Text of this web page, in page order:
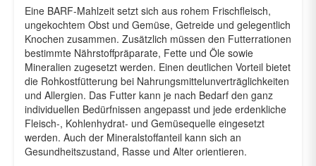
Eine BARF-Mahlzeit setzt sich aus rohem Frischfleisch,
ungekochtem Obst und Gemüse, Getreide und gelegentlich
Knochen zusammen. Zusätzlich müssen den Futterrationen
bestimmte Nährstoffpräparate, Fette und Öle sowie
Mineralien zugesetzt werden. Einen deutlichen Vorteil bietet
die Rohkostfütterung bei Nahrungsmittelunverträglichkeiten
und Allergien. Das Futter kann je nach Bedarf den ganz
individuellen Bedürfnissen angepasst und jede erdenkliche
Fleisch-, Kohlenhydrat- und Gemüsequelle eingesetzt
werden. Auch der Mineralstoffanteil kann sich an
Gesundheitszustand, Rasse und Alter orientieren.